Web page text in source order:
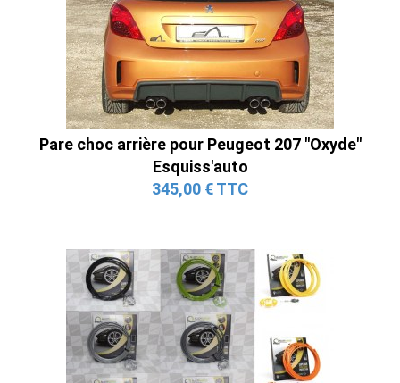
Pare choc arrière pour Peugeot 207 "Oxyde"
Esquiss'auto
345,00 € TTC